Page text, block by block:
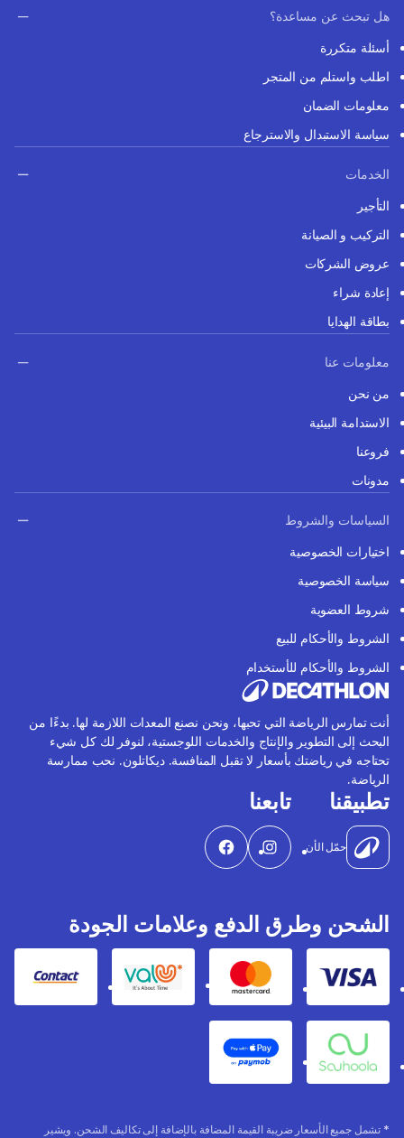
هل تبحث عن مساعدة؟
أسئلة متكررة
اطلب واستلم من المتجر
معلومات الضمان
سياسة الاستبدال والاسترجاع
الخدمات
التأجير
التركيب و الصيانة
عروض الشركات
إعادة شراء
بطاقة الهدايا
معلومات عنا
من نحن
الاستدامة البيئية
فروعنا
مدونات
السياسات والشروط
اختيارات الخصوصية
سياسة الخصوصية
شروط العضوية
الشروط والأحكام للبيع
الشروط والأحكام للأستخدام
أنت تمارس الرياضة التي تحبها، ونحن نصنع المعدات اللازمة لها. بدءًا من
البحث إلى التطوير والإنتاج والخدمات اللوجستية، لنوفر لك كل شيء
تحتاجه في رياضتك بأسعار لا تقبل المنافسة. ديكاتلون. نحب ممارسة
الرياضة.
تطبيقنا
حمّل الأن
تابعنا
الشحن وطرق الدفع وعلامات الجودة
Visa
Mastercard
Valu
Contact
Souhoola
Apple Pay
* تشمل جميع الأسعار ضريبة القيمة المضافة بالإضافة إلى تكاليف الشحن. ويشير